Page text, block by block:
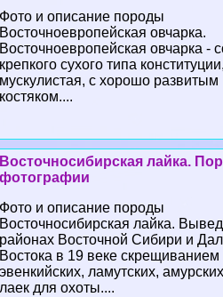
Фото и описание породы
Восточноевропейская овчарка.
Восточноевропейская овчарка -
крепкого сухого типа конституции,
мускулистая, с хорошо развитым
костяком....
Восточносибирская лайка.
фотографии
Фото и описание породы
Восточносибирская лайка.
районах Восточной Сибири и
Востока в 19 веке скрещиванием
эвенкийских, ламутских,
лаек для охоты....